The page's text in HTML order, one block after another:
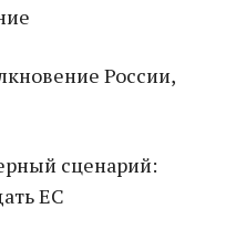
России,
сценарий:
ЕС